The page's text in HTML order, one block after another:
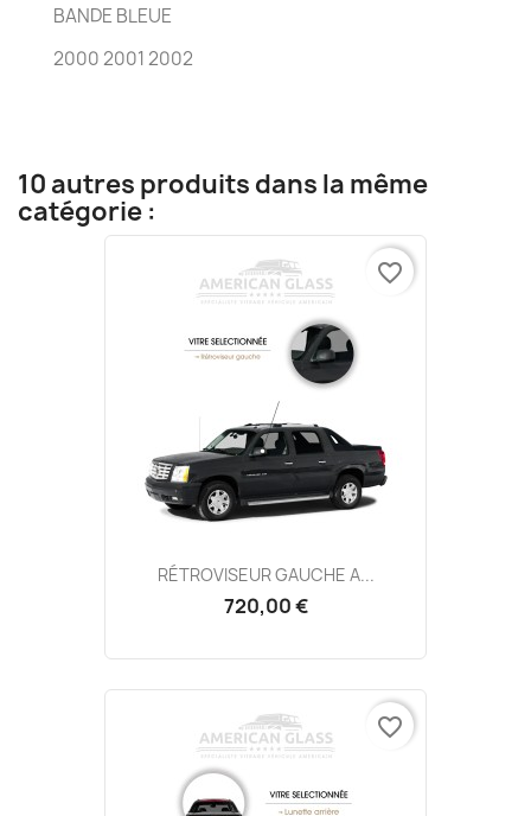
BANDE BLEUE
2000 2001 2002
10 autres produits dans la même
catégorie :
RÉTROVISEUR GAUCHE A...
720,00 €
favorite_border
favorite_border